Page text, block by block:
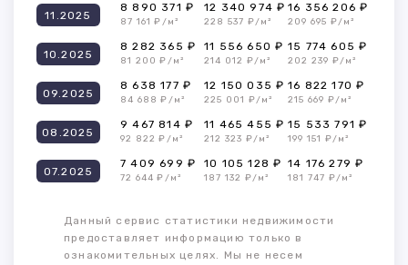
11.2025
8 890 371 ₽
87 161 ₽/м²
12 340 974 ₽
228 537 ₽/м²
16 356 206 ₽
209 695 ₽/м²
10.2025
8 282 365 ₽
81 200 ₽/м²
11 556 650 ₽
214 012 ₽/м²
15 774 605 ₽
202 239 ₽/м²
09.2025
8 638 177 ₽
84 688 ₽/м²
12 150 035 ₽
225 001 ₽/м²
16 822 170 ₽
215 669 ₽/м²
08.2025
9 467 814 ₽
92 822 ₽/м²
11 465 455 ₽
212 323 ₽/м²
15 533 791 ₽
199 151 ₽/м²
07.2025
7 409 699 ₽
72 644 ₽/м²
10 105 128 ₽
187 132 ₽/м²
14 176 279 ₽
181 747 ₽/м²
Данный сервис статистики недвижимости
предоставляет информацию только в
ознакомительных целях. Мы не несем